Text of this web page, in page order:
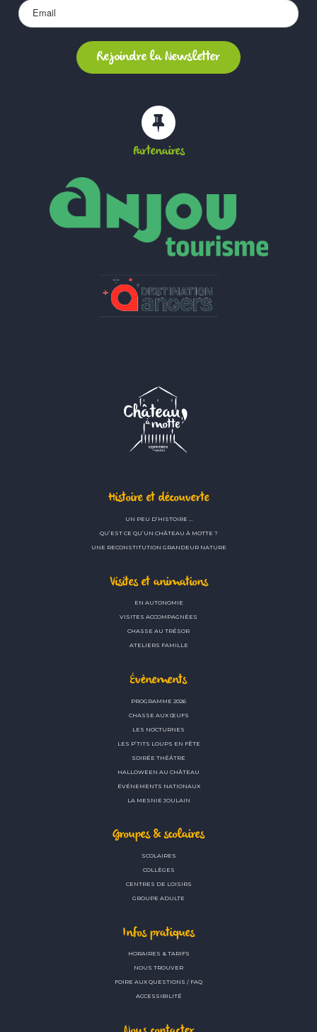
Partenaires
Histoire et découverte
UN PEU D’HISTOIRE …
QU’EST CE QU’UN CHÂTEAU À MOTTE ?
UNE RECONSTITUTION GRANDEUR NATURE
Visites et animations
EN AUTONOMIE
VISITES ACCOMPAGNÉES
CHASSE AU TRÉSOR
ATELIERS FAMILLE
Évènements
PROGRAMME 2026
CHASSE AUX ŒUFS
LES NOCTURNES
LES P’TITS LOUPS EN FÊTE
SOIRÉE THÉÂTRE
HALLOWEEN AU CHÂTEAU
ÉVÉNEMENTS NATIONAUX
LA MESNIE JOULAIN
Groupes & scolaires
SCOLAIRES
COLLÈGES
CENTRES DE LOISIRS
GROUPE ADULTE
Infos pratiques
HORAIRES & TARIFS
NOUS TROUVER
FOIRE AUX QUESTIONS / FAQ
ACCESSIBILITÉ